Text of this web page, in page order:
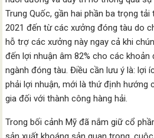
Trung Quốc, gần hai phần ba trọng
2021 đến từ các xưởng đóng tàu do
hỗ trợ các xưởng này ngay cả khi
đến lợi nhuận âm 82% cho các
ngành đóng tàu. Điều cần lưu ý là: lợi
phải lợi nhuận, mới là thứ định
gia đối với thành công hàng hải.
Trong bối cảnh Mỹ đã nắm giữ cổ